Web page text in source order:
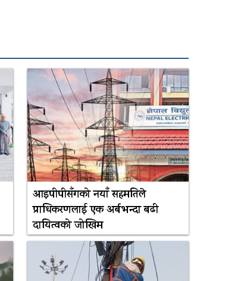
आइपीपीसँगको नयाँ सहमतिले
प्राधिकरणलाई एक अर्बभन्दा बढी
दायित्वको जोखिम